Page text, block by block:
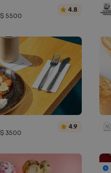
$ 5500
4.8
$ 3500
4.9